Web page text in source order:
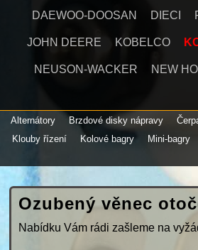
DAEWOO-DOOSAN DIECI
JOHN DEERE KOBELCO
NEUSON-WACKER NEW
Alternátory Brzdové disky nápravy
Klouby řízení
Kolové bagry Mini-bagry
Ozubený věnec
Nabídku Vám rádi zašleme na